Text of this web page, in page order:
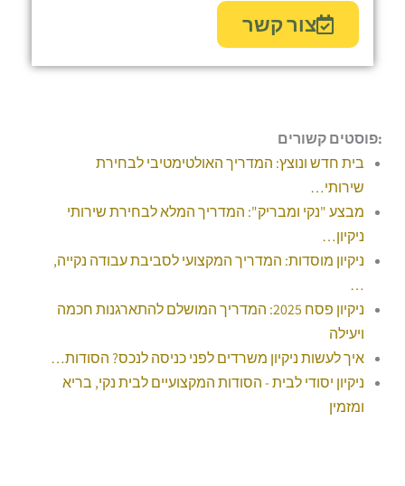
צור קשר
:פוסטים קשורים
בית חדש ונוצץ: המדריך האולטימטיבי לבחירת
שירותי…
מבצע "נקי ומבריק": המדריך המלא לבחירת שירותי
ניקיון…
ניקיון מוסדות: המדריך המקצועי לסביבת עבודה נקייה,
…
ניקיון פסח 2025: המדריך המושלם להתארגנות חכמה
ויעילה
איך לעשות ניקיון משרדים לפני כניסה לנכס? הסודות…
ניקיון יסודי לבית - הסודות המקצועיים לבית נקי, בריא
ומזמין